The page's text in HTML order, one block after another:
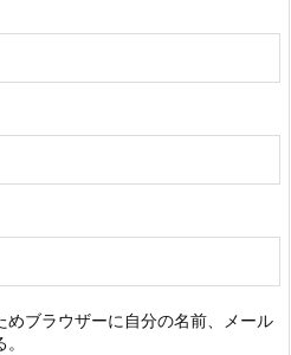
めブラウザーに自分の名前、メール